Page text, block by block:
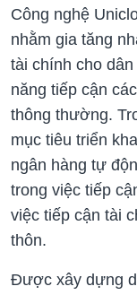
Công nghệ
nhằm gia tăng
tài chính cho
năng tiếp cận
thông thường.
mục tiêu triển
ngân hàng tự
trong việc tiếp
việc tiếp cận tài
thôn.
Được xây dựng